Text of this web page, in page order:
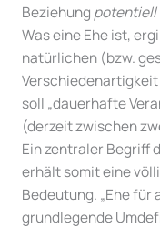
Beziehung potentiell
Was eine Ehe ist,
natürlichen (bzw.
soll „dauerhafte
(derzeit zwischen
Ein zentraler Begriff
erhält somit eine
Bedeutung. „Ehe für
grundlegende